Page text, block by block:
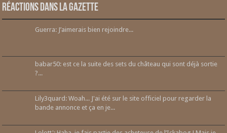
Réactions dans la gazette
Guerra: J’aimerais bien rejoindre...
babar50: est ce la suite des sets du château qui sont déjà sortie
?...
Lily3quard: Woah... J'ai été sur le site officiel pour regarder la
bande annonce et ça en je...